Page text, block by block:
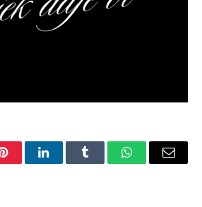
PinterestLinkedInTumblr WhatsAppEmail